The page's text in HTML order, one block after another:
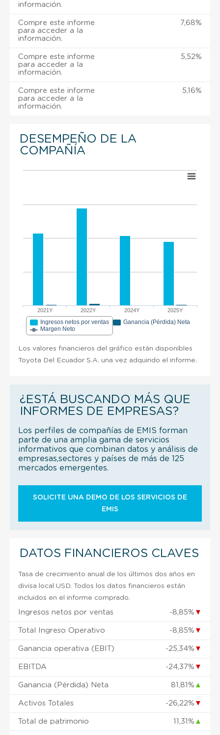
información.
Compre este informe
para acceder a la
información.
7,68%
Compre este informe
para acceder a la
información.
5,52%
Compre este informe
para acceder a la
información.
5,16%
DESEMPEÑO DE LA
COMPAÑÍA
2021Y 2022Y 2024Y 2025Y
Ingresos netos por ventas
Ganancia (Pérdida) Neta
Margen Neto
Los valores financieros del gráfico están disponibles
Toyota Del Ecuador S.A. una vez adquirido el informe.
¿ESTÁ BUSCANDO MÁS QUE
INFORMES DE EMPRESAS?
Los perfiles de compañías de EMIS forman
parte de una amplia gama de servicios
informativos que combinan datos y análisis de
empresas,sectores y países de más de 125
mercados emergentes.
SOLICITE UNA DEMO DE LOS SERVICIOS DE
EMIS
DATOS FINANCIEROS CLAVES
Tasa de crecimiento anual de los últimos dos años en
divisa local USD. Todos los datos financieros están
incluidos en el informe comprado.
Ingresos netos por ventas -8,85% ▼
Total Ingreso Operativo -8,85% ▼
Ganancia operativa (EBIT) -25,34% ▼
EBITDA -24,37% ▼
Ganancia (Pérdida) Neta 81,81% ▲
Activos Totales -26,22% ▼
Total de patrimonio 11,31% ▲